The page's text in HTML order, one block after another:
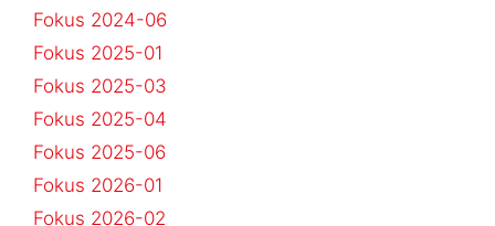
Fokus 2024-06
Fokus 2025-01
Fokus 2025-03
Fokus 2025-04
Fokus 2025-06
Fokus 2026-01
Fokus 2026-02